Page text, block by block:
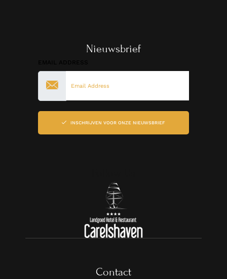
Nieuwsbrief
INSCHRIJVEN VOOR ONZE NIEUWSBRIEF
Contact